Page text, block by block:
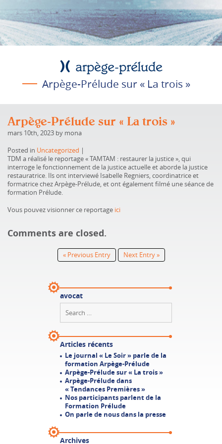
Arpège-Prélude sur « La trois »
Arpège-Prélude sur « La trois »
mars 10th, 2023 by mona
Posted in Uncategorized |
TDM a réalisé le reportage « TAMTAM : restaurer la justice », qui
interroge le fonctionnement de la justice actuelle et aborde la justice
restauratrice. Ils ont interviewé Isabelle Regniers, coordinatrice et
formatrice chez Arpège-Prélude, et ont également filmé une séance de
formation Prélude.
Vous pouvez visionner ce reportage ici
Comments are closed.
« Previous Entry Next Entry »
avocat
Articles récents
Le journal « Le Soir » parle de la
formation Arpège-Prélude
Arpège-Prélude sur « La trois »
Arpège-Prélude dans
« Tendances Premières »
Nos participants parlent de la
Formation Prélude
On parle de nous dans la presse
Archives